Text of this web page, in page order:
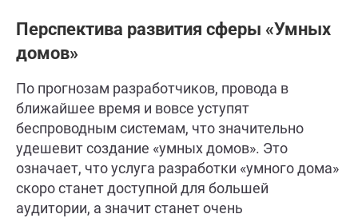
Перспектива развития сферы «Умных
домов»
По прогнозам разработчиков, провода в
ближайшее время и вовсе уступят
беспроводным системам, что значительно
удешевит создание «умных домов». Это
означает, что услуга разработки «умного дома»
скоро станет доступной для большей
аудитории, а значит станет очень